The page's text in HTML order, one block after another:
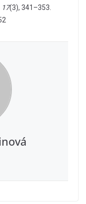
17(3), 341–353.